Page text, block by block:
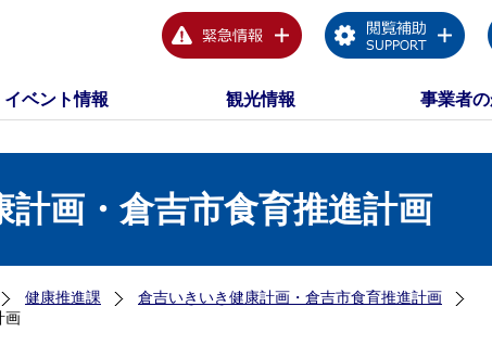
イベント情報 観光情報 事業者
画・倉吉市食育推進計画
健康推進課
倉吉いきいき健康計画・倉吉市食育推進計画
画